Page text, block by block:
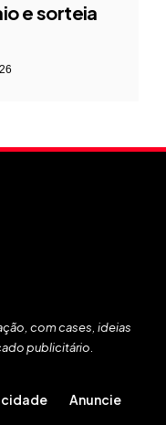
e sorteia
com cases, ideias
publicitário.
Anuncie